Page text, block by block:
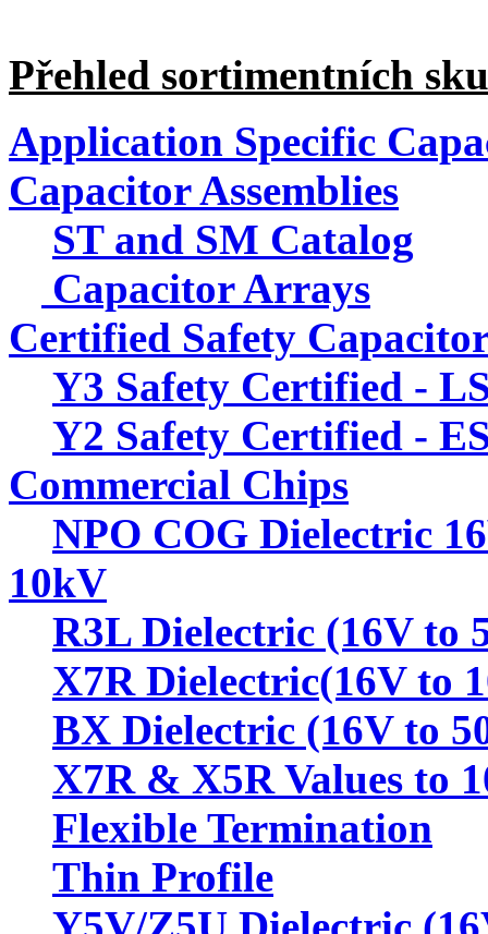
Přehled sortimentních
Application Specific
Capacitor Assemblies
ST and SM Catalog
Capacitor Arrays
Certified Safety
Y3 Safety Certified -
Y2 Safety Certified -
Commercial Chips
NPO COG Dielectric
10kV
R3L Dielectric (16V to
X7R Dielectric(16V to
BX Dielectric (16V to
X7R & X5R Values to
Flexible Termination
Thin Profile